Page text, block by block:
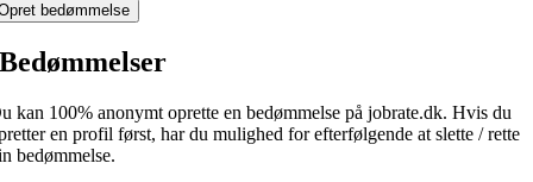
bedømmelse
Bedømmelser
kan 100% anonymt oprette en bedømmelse på jobrate.dk. Hvis du
en profil først, har du mulighed for efterfølgende at slette / rette
bedømmelse.